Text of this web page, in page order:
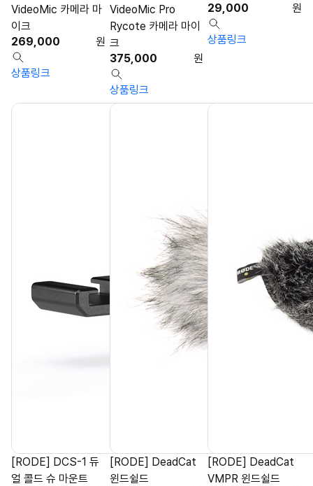
VideoMic 카메라 마
이크
269,000
원
상품링크
VideoMic Pro
Rycote 카메라 마이
크
375,000
원
상품링크
29,000
원
상품링크
[RODE] DCS-1 듀
얼 콜드 슈 마운트
[RODE] DeadCat
윈드쉴드
[RODE] DeadCat
VMPR 윈드쉴드